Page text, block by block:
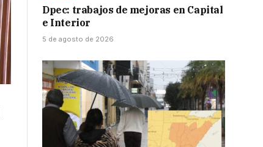
Dpec: trabajos de mejoras en Capital
e Interior
5 de agosto de 2026